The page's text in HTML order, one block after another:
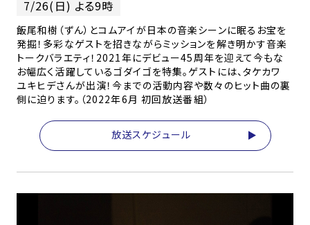
7/26(日) よる9時
飯尾和樹（ずん）とコムアイが日本の音楽シーンに眠るお宝を
発掘！多彩なゲストを招きながらミッションを解き明かす音楽
トークバラエティ！2021年にデビュー45周年を迎えて今もな
お幅広く活躍しているゴダイゴを特集。ゲストには、タケカワ
ユキヒデさんが出演！今までの活動内容や数々のヒット曲の裏
側に迫ります。（2022年6月 初回放送番組）
放送スケジュール